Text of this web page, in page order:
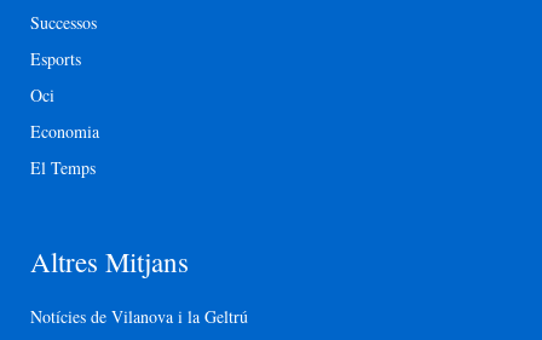
Successos
Esports
Oci
Economia
El Temps
Altres Mitjans
Notícies de Vilanova i la Geltrú